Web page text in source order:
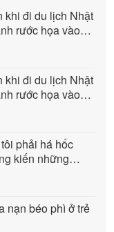
khi đi du lịch Nhật
rước họa vào
khi đi du lịch Nhật
rước họa vào
phải há hốc
kiến những
đến từ tương
nạn béo phì ở trẻ